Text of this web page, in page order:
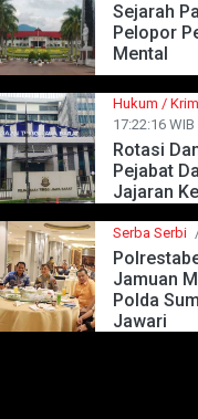
Sejarah
Pelopor
Mental
Hukum /
17:22:16 WIB
Rotasi
Pejabat
Jajaran
Serba Serbi
Jamuan
Polda
Jawari